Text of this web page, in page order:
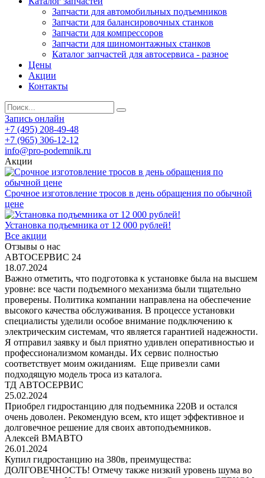
Запчасти для автомобильных подъемников
Запчасти для балансировочных станков
Запчасти для компрессоров
Запчасти для шиномонтажных станков
Каталог запчастей для автосервиса - разное
Цены
Акции
Контакты
Запись онлайн
+7 (495) 208-49-48
+7 (965) 306-12-12
info@pro-podemnik.ru
Акции
Срочное изготовление тросов в день обращения по обычной
цене
Установка подъемника от 12 000 рублей!
Все акции
Отзывы о нас
АВТОСЕРВИС 24
18.07.2024
Важно отметить, что подготовка к установке была на высшем
уровне: все части подъемного механизма были тщательно
проверены. Политика компании направлена на обеспечение
высокого качества обслуживания. В процессе установки
специалисты уделили особое внимание подключению к
электрическим системам, что является гарантией надежности.
Я отправил заявку и был приятно удивлен оперативностью и
профессионализмом команды. Их сервис полностью
соответствует моим ожиданиям. Еще привезли сами
подходящую модель троса из каталога.
ТД АВТОСЕРВИС
25.02.2024
Приобрел гидростанцию для подъемника 220В и остался
очень доволен. Рекомендую всем, кто ищет эффективное и
долговечное решение для своих автоподъемников.
Алексей ВМАВТО
26.01.2024
Купил гидростанцию на 380в, преимущества:
ДОЛГОВЕЧНОСТЬ! Отмечу также низкий уровень шума во